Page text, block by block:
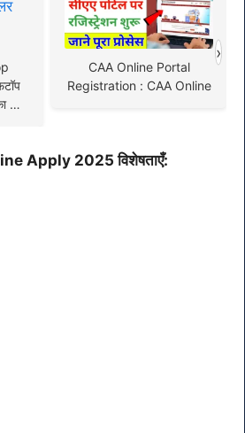
लाभ
CAA Online Portal
Registration : CAA Online
›
Apply 2025 विशेषताएँ: